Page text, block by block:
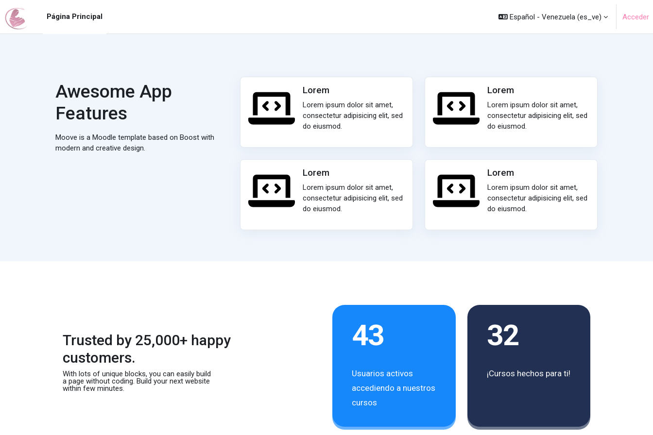
Página Principal
Español - Venezuela ‎(es_ve)‎ Acceder
Awesome App
Features
Moove is a Moodle template based on Boost with
modern and creative design.
Lorem
Lorem ipsum dolor sit amet,
consectetur adipisicing elit, sed
do eiusmod.
Lorem
Lorem ipsum dolor sit amet,
consectetur adipisicing elit, sed
do eiusmod.
Lorem
Lorem ipsum dolor sit amet,
consectetur adipisicing elit, sed
do eiusmod.
Lorem
Lorem ipsum dolor sit amet,
consectetur adipisicing elit, sed
do eiusmod.
Trusted by 25,000+ happy
customers.
With lots of unique blocks, you can easily build
a page without coding. Build your next website
within few minutes.
43
Usuarios activos
accediendo a nuestros
cursos
32
¡Cursos hechos para ti!